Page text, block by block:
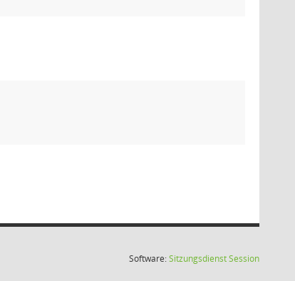
Software:SitzungsdienstSession(Wird in